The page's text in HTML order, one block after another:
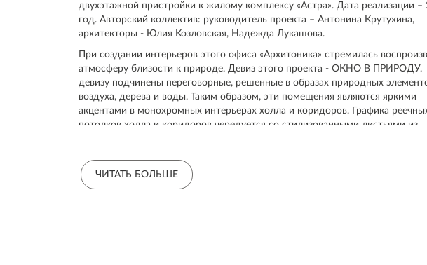
двухэтажной пристройки к жилому комплексу «Астра». Дата реализации –
год. Авторский коллектив: руководитель проекта – Антонина Крутухина,
архитекторы - Юлия Козловская, Надежда Лукашова.
При создании интерьеров этого офиса «Архитоника» стремилась
атмосферу близости к природе. Девиз этого проекта - ОКНО В
девизу подчинены переговорные, решенные в образах природных
воздуха, дерева и воды. Таким образом, эти помещения являются яркими
акцентами в монохромных интерьерах холла и коридоров. Графика
потолков холла и коридоров чередуется со стилизованными листьями из
и листья на потолках выполнены по эскизам авторов проекта).
Стойка reception и скамья для посетителей выполнена в материалах,
ЧИТАТЬ БОЛЬШЕ